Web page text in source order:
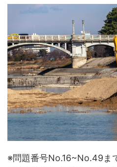
※問題番号No.16~No.49ま